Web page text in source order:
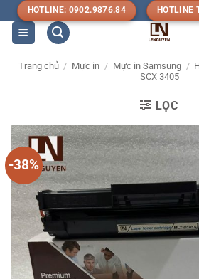
qua
nội
dung
HOTLINE: 0902.9876.84 HOTLINE
Trang chủ / Mực in / Mực in Samsung /
SCX 3405
LỌC
-38%